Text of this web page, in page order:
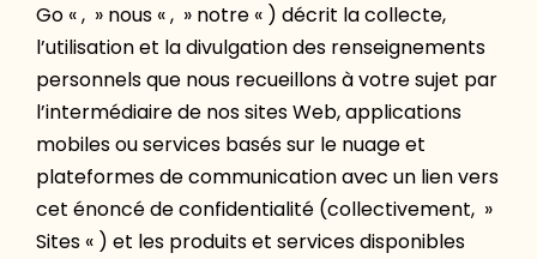
Go « , » nous « , » notre « ) décrit la collecte,
l’utilisation et la divulgation des renseignements
personnels que nous recueillons à votre sujet par
l’intermédiaire de nos sites Web, applications
mobiles ou services basés sur le nuage et
plateformes de communication avec un lien vers
cet énoncé de confidentialité (collectivement, »
Sites « ) et les produits et services disponibles